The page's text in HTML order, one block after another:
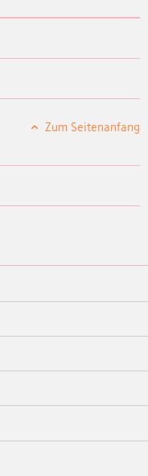
Zum Seitenanfang